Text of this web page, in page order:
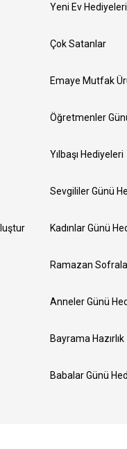
Yeni Ev Hediyeleri
Çok Satanlar
Emaye Mutfak
Öğretmenler
Yılbaşı Hediyeleri
Sevgililer Günü
Kadınlar Günü
Ramazan
Anneler Günü
Bayrama Hazırlık
Babalar Günü